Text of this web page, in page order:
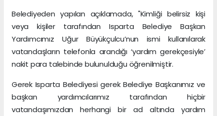
Belediyeden yapılan açıklamada, "Kimliği belirsiz kişi
veya kişiler tarafından Isparta Belediye Başkan
Yardımcımız Uğur Büyükçulcu’nun ismi kullanılarak
vatandaşların telefonla arandığı ‘yardım gerekçesiyle’
nakit para talebinde bulunulduğu öğrenilmiştir.
Gerek Isparta Belediyesi gerek Belediye Başkanımız ve
başkan yardımcılarımız tarafından hiçbir
vatandaşımızdan herhangi bir ad altında yardım